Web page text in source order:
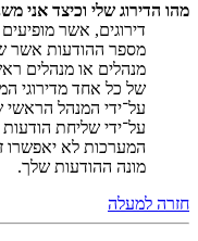
מהו הדירוג שלי וכיצד אני
דירוגים, אשר
מספר ההודעות אשר
מנהלים או מנהלים
של כל אחד מדירוגי
על־ידי המנהל
על־ידי שליחת
המערכות לא יאפשרו
מונה ההודעות שלך.
חזרה למעלה